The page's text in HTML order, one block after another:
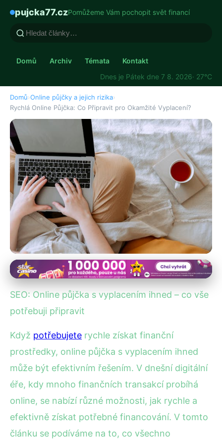
pujcka77.czPomůžeme Vám pochopit svět financí
Domů Archiv Témata
Kontakt
Dnes je Pátek dne 7 8. 2026· 27°C
Domů›Online půjčky a jejich rizika›
Rychlá Online Půjčka: Co Připravit pro Okamžité Vyplacení?
Online půjčky a jejich rizika
Rychlá Online Půjčka: Co
Připravit pro Okamžité
Vyplacení?
27. 6. 2025· 4 min čtení · Autor: Marek Dvořák
SEO: Online půjčka s vyplacením ihned – co vše
potřebuji připravit
Když potřebujete rychle získat finanční
prostředky, online půjčka s vyplacením ihned
může být efektivním řešením. V dnešní digitální
éře, kdy mnoho finančních transakcí probíhá
online, se nabízí různé možnosti, jak rychle a
efektivně získat potřebné financování. V tomto
článku se podíváme na to, co všechno